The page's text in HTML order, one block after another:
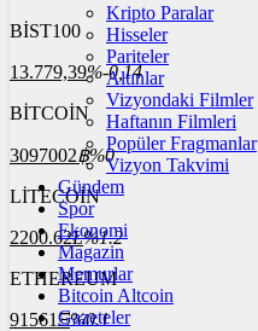
BİST100
13.779,39%-0,14
BİTCOİN
3097002฿%0
LİTECOİN
2200.62Ł%1.2
ETHEREUM
91561Ξ%0.1
Kripto Paralar
Hisseler
Pariteler
Altınlar
Vizyondaki Filmler
Haftanın Filmleri
Popüler Fragmanlar
Vizyon Takvimi
Gündem
Spor
Ekonomi
Magazin
Memurlar
Bitcoin Altcoin
Gazeteler